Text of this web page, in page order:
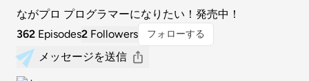
ながプロ プログラマーになりたい！発売中！
362 Episodes2 Followers フォローする
メッセージを送信